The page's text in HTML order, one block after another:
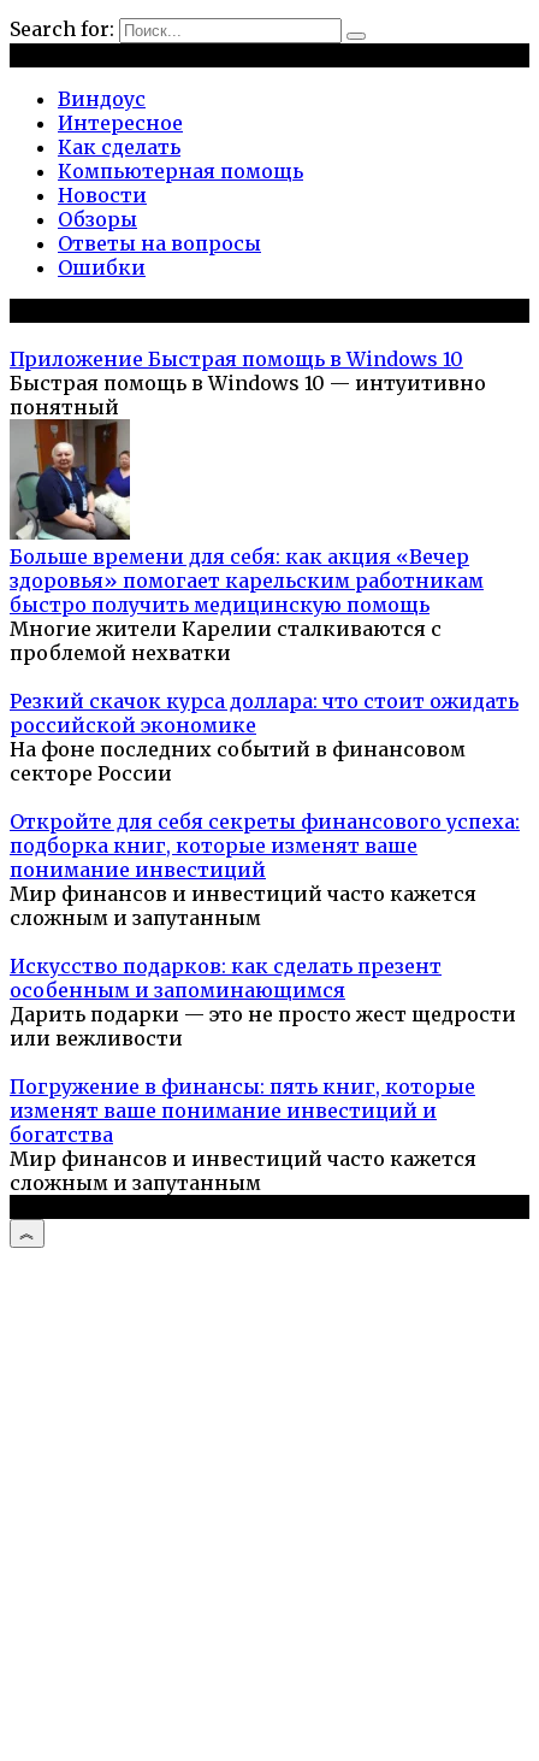
Search for:
Виндоус
Интересное
Как сделать
Компьютерная помощь
Новости
Обзоры
Ответы на вопросы
Ошибки
Приложение Быстрая помощь в Windows 10
Быстрая помощь в Windows 10 — интуитивно
понятный
Больше времени для себя: как акция «Вечер
здоровья» помогает карельским работникам
быстро получить медицинскую помощь
Многие жители Карелии сталкиваются с
проблемой нехватки
Резкий скачок курса доллара: что стоит ожидать
российской экономике
На фоне последних событий в финансовом
секторе России
Откройте для себя секреты финансового успеха:
подборка книг, которые изменят ваше
понимание инвестиций
Мир финансов и инвестиций часто кажется
сложным и запутанным
Искусство подарков: как сделать презент
особенным и запоминающимся
Дарить подарки — это не просто жест щедрости
или вежливости
Погружение в финансы: пять книг, которые
изменят ваше понимание инвестиций и
богатства
Мир финансов и инвестиций часто кажется
сложным и запутанным